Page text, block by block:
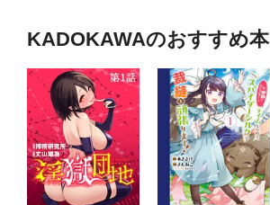
KADOKAWAのおすすめ本